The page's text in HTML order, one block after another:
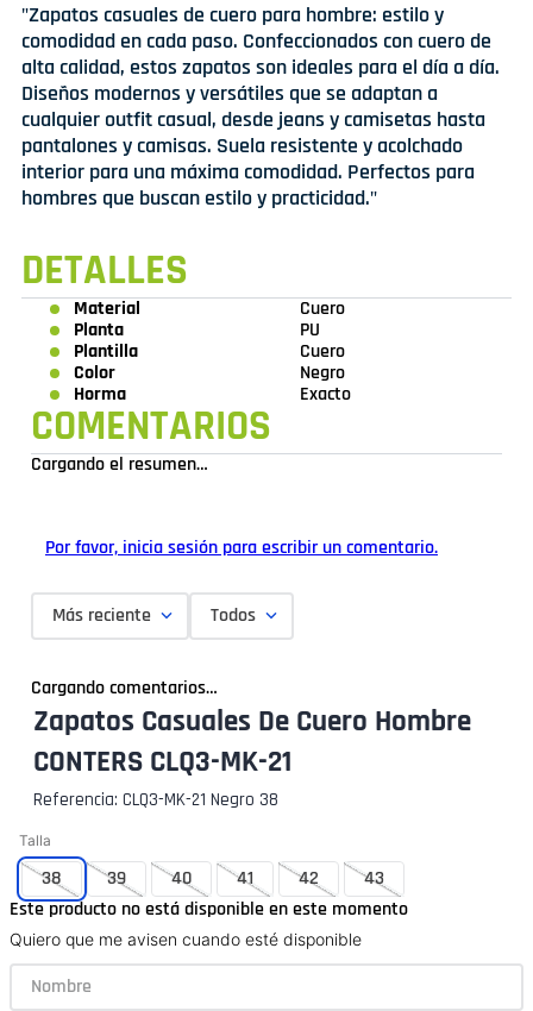
"Zapatos casuales de cuero para hombre: estilo y
comodidad en cada paso. Confeccionados con cuero de
alta calidad, estos zapatos son ideales para el día a día.
Diseños modernos y versátiles que se adaptan a
cualquier outfit casual, desde jeans y camisetas hasta
pantalones y camisas. Suela resistente y acolchado
interior para una máxima comodidad. Perfectos para
hombres que buscan estilo y practicidad."
DETALLES
Material
Cuero
Planta
PU
Plantilla
Cuero
Color
Negro
Horma
Exacto
COMENTARIOS
Cargando el resumen…
Por favor, inicia sesión para escribir un comentario.
Más reciente Todos
Cargando comentarios…
Zapatos Casuales De Cuero Hombre
CONTERS CLQ3-MK-21
Referencia: CLQ3-MK-21 Negro 38
Talla
38 39 40 41 42
43
Este producto no está disponible en este momento
Quiero que me avisen cuando esté disponible